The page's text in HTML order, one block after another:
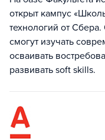
открыт кампус
технологий от
смогут изучать
осваивать
развивать soft skills.